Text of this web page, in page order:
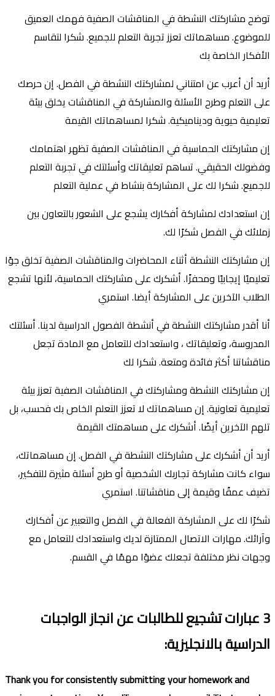
توضح مشاركتك النشطة في المناقشات الصفية فهمك العميق
للموضوع. مساهماتك تعزز تجربة التعلم للجميع. شكرا لتقاسم
الأفكار الخاصة بك
أريد أن أعرب عن امتناني لمشاركتك النشطة في الفصل. إن حرصك
على التعلم وطرح الأسئلة والمشاركة في المناقشات يخلق بيئة
تعليمية حيوية وديناميكية. شكرا لمساهماتك القيمة
إن مشاركتك الحماسية في المناقشات الصفية تظهر اهتمامك
وفضولك الحقيقي. تساهم تعليقاتك وأسئلتك في تجربة التعلم
للجميع. شكرا لك على المشاركة بنشاط في عملية التعلم
إن استعدادك لمشاركة أفكارك يشجع على الشعور بالتعاون بين
زملائك في الفصل شكرًا لك.
إن مشاركتك النشطة أثناء المحاضرات والمناقشات الصفية تخلق جوًا
تعليميًا إيجابيًا ومحفزًا. أشكرك على مشاركتك الحماسية، لأنها تشجع
الطلاب الآخرين على المشاركة أيضا. استمري
أنا أقدر مشاركتك النشطة في أنشطة الفصول الدراسية لدينا. أسئلتك
المدروسة، وتعليقاتك ، واستعدادك للتعامل مع المادة تجعل
مناقشاتنا أكثر فائدة ومتعة. شكرا لك
إن مشاركتك النشطة ومشاركتك في المناقشات الصفية تعزز بيئة
تعليمية تعاونية. إن مساهماتك لا تعزز التعلم الخاص بك فحسب، بل
تلهم الآخرين أيضًا. أشكرك على مساهمتك القيمة
أريد أن أشكرك على مشاركتك النشطة في الفصل. إن مساهماتك،
سواء كانت مشاركة تجاربك الشخصية أو طرح أسئلة مثيرة للتفكير،
تضيف عمقًا وقيمة إلى مناقشاتنا. استمري
شكرًا لك على المشاركة الفعالة في الفصل والتعبير عن أفكارك
وآرائك. مهارات الاتصال الممتازة لديك واستعدادك للتعامل مع
وجهات نظر مختلفة تجعلك عضوًا مهمًا في القسم.
3عبارات تشجيع للطالبات عن انجاز الواجبات
الدراسيةبالانجليزية:
Thank you for consistently submitting your homework and